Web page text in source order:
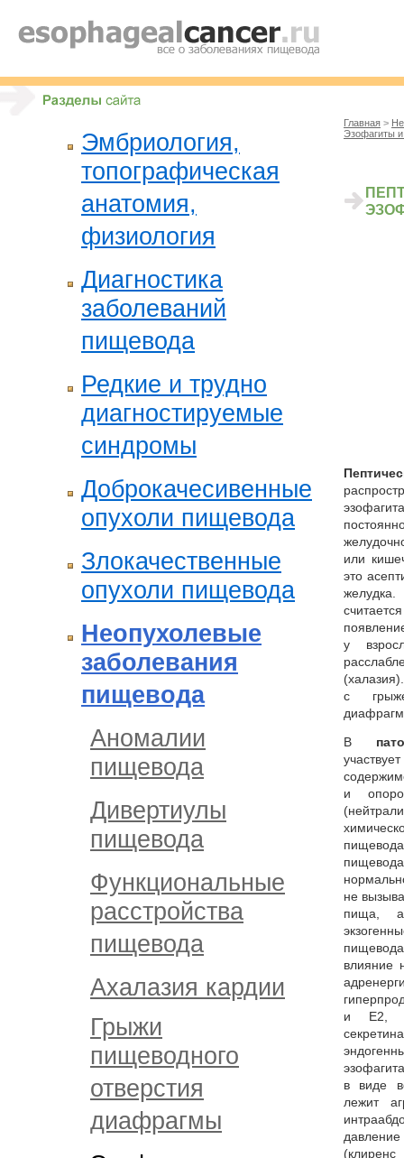
Эмбриология,
топографическая
анатомия,
физиология
Диагностика
заболеваний
пищевода
Редкие и трудно
диагностируемые
синдромы
Доброкачесивенные
опухоли пищевода
Злокачественные
опухоли пищевода
Неопухолевые
заболевания
пищевода
Аномалии
пищевода
Дивертиулы
пищевода
Функциональные
расстройства
пищевода
Ахалазия кардии
Грыжи
пищеводного
отверстия
диафрагмы
Главная >
Эзофагиты
или
это
у
с
В
и
не
пища,
влияние
и Е2,
в виде
лежит